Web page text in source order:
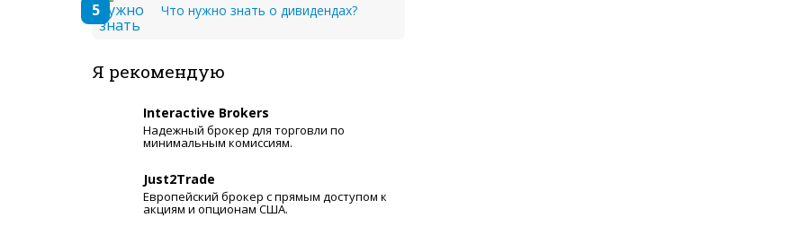
Что нужно знать о дивидендах?
Я рекомендую
Interactive Brokers
Надежный брокер для торговли по
минимальным комиссиям.
Just2Trade
Европейский брокер с прямым доступом к
акциям и опционам США.